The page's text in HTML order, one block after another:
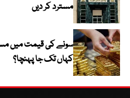
مسترد کر دیں
سونے کی قیمت میں
کہاں تک جا پہنچا؟